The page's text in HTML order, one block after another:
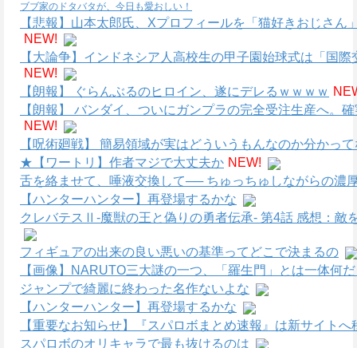
ブブ家のドタバタが、今日も愛おしい！
【悲報】山本太郎氏、Xプロフィールを「猫好きおじさん
NEW!
【大論争】インドネシア人高校生の甲子園始球式は「国
NEW!
【朗報】 ぐらんぶるのヒロイン、遂にデレるｗｗｗｗ
【朗報】 バンダイ、ついにガンプラの完全受注生産へ。
NEW!
【呪術廻戦】 簡易領域が実はどういうもんなのか分かっ
★【ワートリ】作者マジで大丈夫か NEW!
舌を絡ませて、唾液交換して── ちゅっちゅしながらの濃
【ハンターハンター】再登場するかな
クレバテスⅡ-魔獣の王と偽りの勇者伝承- 第4話 感想：敵
フィギュアの出来の良い悪いの基準ってどこで決まるの
【画像】NARUTO三大謎の一つ、「羅生門」とは一体何
ジャンプで綺麗に終わった名作ないよな
【ハンターハンター】再登場するかな
【重要なお知らせ】『スパロボまとめ速報』は新サイトへ
スパロボのオリキャラで最も抜けるのは